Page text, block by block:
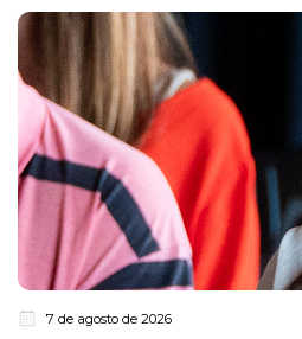
7 de agosto de 2026